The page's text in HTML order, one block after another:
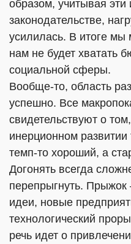
образом, учитывая
законодательстве,
усилилась. В итоге мы
нам не будет хватать
социальной сферы.
Вообще-то, область
успешно. Все
свидетельствуют о
инерционном
темп-то хороший, а
Догонять всегда
перепрыгнуть.
идеи, новые
технологический
речь идет о